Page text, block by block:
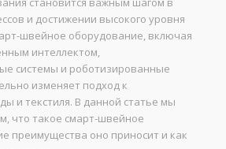
и достижении высокого уровня
швейное оборудование, включая
интеллектом,
системы и роботизированные
изменяет подход к
и текстиля. В данной статье мы
что такое смарт-швейное
преимущества оно приносит и как